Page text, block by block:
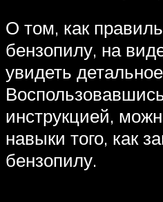
О том, как
бензопилу, на
увидеть
инструкцией,
навыки того, как
бензопилу.